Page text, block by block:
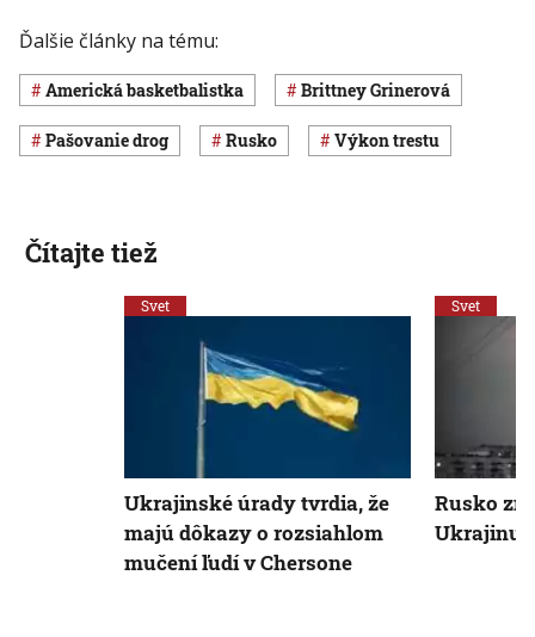
Ďalšie články na tému:
americká basketbalistka Brittney Grinerová
pašovanie drog Rusko výkon trestu
Čítajte tiež
Svet
Ukrajinské úrady tvrdia, že
majú dôkazy o rozsiahlom
mučení ľudí v Chersone
Svet
Rusko
Ukrajinu